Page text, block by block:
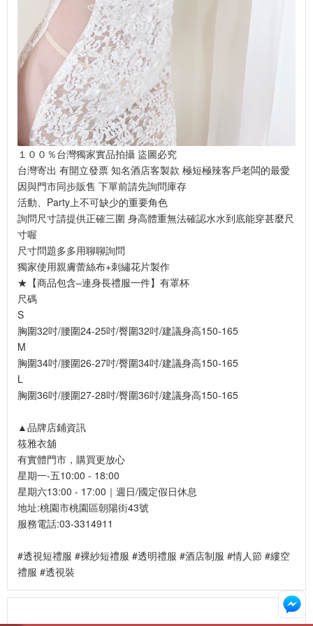
１００％台灣獨家實品拍攝 盜圖必究
台灣寄出 有開立發票 知名酒店客製款 極短極辣客戶老闆的最愛
因與門市同步販售 下單前請先詢問庫存
活動、Party上不可缺少的重要角色
詢問尺寸請提供正確三圍 身高體重無法確認水水到底能穿甚麼尺
寸喔
尺寸問題多多用聊聊詢問
獨家使用親膚蕾絲布+刺繡花片製作
★【商品包含–連身長禮服一件】有罩杯
尺碼
S
胸圍32吋/腰圍24-25吋/臀圍32吋/建議身高150-165
M
胸圍34吋/腰圍26-27吋/臀圍34吋/建議身高150-165
L
胸圍36吋/腰圍27-28吋/臀圍36吋/建議身高150-165
▲品牌店鋪資訊
筱雅衣舖
有實體門市，購買更放心
星期一-五10:00 - 18:00
星期六13:00 - 17:00｜週日/國定假日休息
地址:桃園市桃園區朝陽街43號
服務電話:03-3314911
#透視短禮服 #裸紗短禮服 #透明禮服 #酒店制服 #情人節 #縷空
禮服 #透視裝